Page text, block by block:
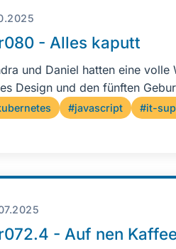
- Alles kaputt
und Daniel hatten eine
Design und den fünften
#javascript #it-
- Auf nen